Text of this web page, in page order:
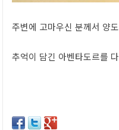
주변에 고마우신 분께서 양
추억이 담긴 아벤타도르를